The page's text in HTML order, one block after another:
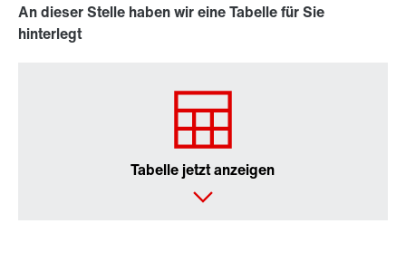
An dieser Stelle haben wir eine Tabelle für Sie
hinterlegt
Tabelle jetzt anzeigen